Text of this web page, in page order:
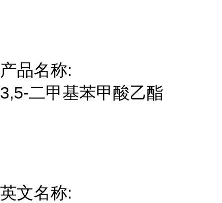
产品名称:
3,5-二甲基苯甲酸乙酯
英文名称: